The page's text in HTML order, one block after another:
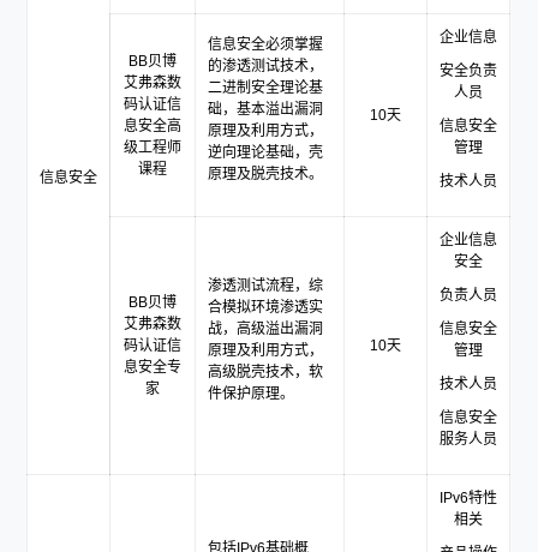
信息安全
BB贝博
艾弗森数
码认证信
息安全高
级工程师
课程
信息安全必须掌握
的渗透测试技术，
二进制安全理论基
础，基本溢出漏洞
原理及利用方式，
逆向理论基础，壳
原理及脱壳技术。
10天
企业信息
安全负责
人员
信息安全
管理
技术人员
BB贝博
艾弗森数
码认证信
息安全专
家
渗透测试流程，综
合模拟环境渗透实
战，高级溢出漏洞
原理及利用方式，
高级脱壳技术，软
件保护原理。
10天
企业信息
安全
负责人员
信息安全
管理
技术人员
信息安全
服务人员
包括IPv6基础概
IPv6特性
相关